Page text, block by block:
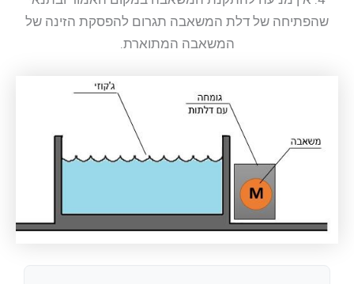
שהפתיחה של דלת המשאבה תגרום להפסקת הזינה של
המשאבה המתוארת.